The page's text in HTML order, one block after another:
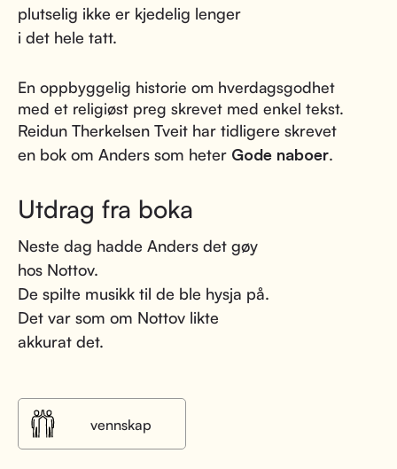
plutselig ikke er kjedelig lenger
i det hele tatt.
En oppbyggelig historie om hverdagsgodhet
med et religiøst preg skrevet med enkel tekst.
Reidun Therkelsen Tveit har tidligere skrevet
en bok om Anders som heter Gode naboer.
Utdrag fra boka
Neste dag hadde Anders det gøy
hos Nottov.
De spilte musikk til de ble hysja på.
Det var som om Nottov likte
akkurat det.
vennskap